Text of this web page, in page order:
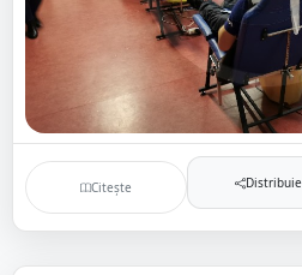
Citește Distribuie